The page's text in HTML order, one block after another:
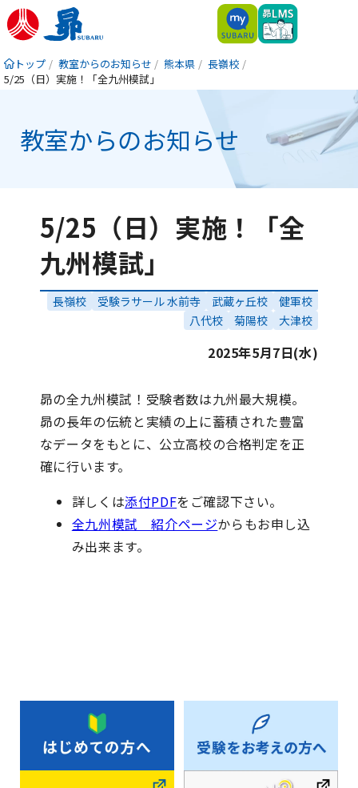
トップ 教室からのお知らせ 熊本県
長嶺校
5/25（日）実施！「全九州模試」
教室からのお知らせ
5/25（日）実施！「全
九州模試」
長嶺校 受験ラサール 水前寺 武蔵ヶ丘校
健軍校
八代校
菊陽校 大津校
2025年5月7日(水)
昴の全九州模試！受験者数は九州最大規模。
昴の長年の伝統と実績の上に蓄積された豊富
なデータをもとに、公立高校の合格判定を正
確に行います。
詳しくは添付PDFをご確認下さい。
全九州模試 紹介ページからもお申し込
み出来ます。